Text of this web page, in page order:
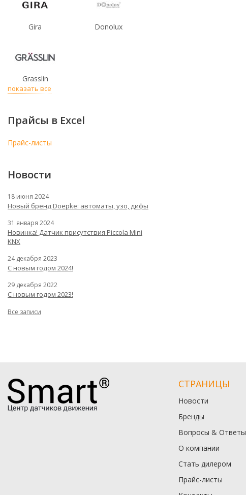
Gira Donolux
Grasslin
показать все
Прайсы в Excel
Прайс-листы
Новости
18 июня 2024
Новый бренд Doepke: автоматы, узо, дифы
31 января 2024
Новинка! Датчик присутствия Piccola Minі
KNX
24 декабря 2023
С новым годом 2024!
29 декабря 2022
С новым годом 2023!
Все записи
СТРАНИЦЫ
Новости
Бренды
Вопросы & Ответы
О компании
Стать дилером
Прайс-листы